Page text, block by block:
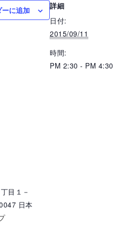
に追加
詳細
日付:
2015/09/11
時間:
PM 2:30 - PM 4:30
目１－
日本